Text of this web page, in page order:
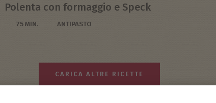
Polenta con formaggio e Speck
75 MIN. ANTIPASTO
CARICA ALTRE RICETTE